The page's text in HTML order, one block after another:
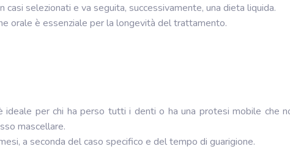
selezionati e va seguita, successivamente, una dieta liquida.
orale è essenziale per la longevità del trattamento.
ideale per chi ha perso tutti i denti o ha una protesi mobile che
mascellare.
a seconda del caso specifico e del tempo di guarigione.